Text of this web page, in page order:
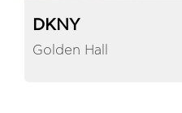
DKNY
Golden Hall